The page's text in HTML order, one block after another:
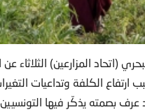
(اتحاد المزارعين)
ارتفاع الكلفة وتداعيات
بصمته يذكّر فيها